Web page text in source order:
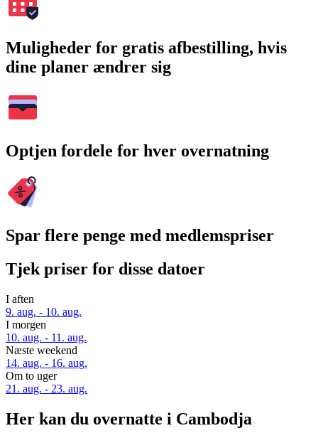
Muligheder for gratis afbestilling, hvis
dine planer ændrer sig
Optjen fordele for hver overnatning
Spar flere penge med medlemspriser
Tjek priser for disse datoer
I aften
9. aug. - 10. aug.
I morgen
10. aug. - 11. aug.
Næste weekend
14. aug. - 16. aug.
Om to uger
21. aug. - 23. aug.
Her kan du overnatte i Cambodja